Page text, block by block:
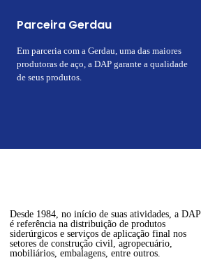
Parceira Gerdau
Em parceria com a Gerdau, uma das maiores
produtoras de aço, a DAP garante a qualidade
de seus produtos.
Desde 1984, no início de suas atividades, a DAP
é referência na distribuição de produtos
siderúrgicos e serviços de aplicação final nos
setores de construção civil, agropecuário,
mobiliários, embalagens, entre outros.